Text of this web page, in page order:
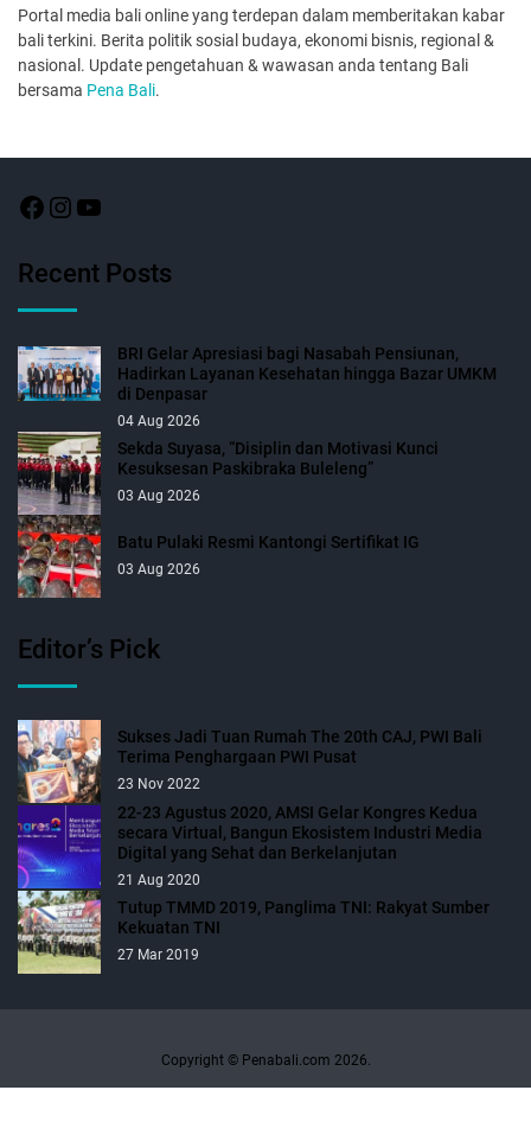
Portal media bali online yang terdepan dalam memberitakan kabar
bali terkini. Berita politik sosial budaya, ekonomi bisnis, regional &
nasional. Update pengetahuan & wawasan anda tentang Bali
bersama Pena Bali.
Recent Posts
BRI Gelar Apresiasi bagi Nasabah Pensiunan,
Hadirkan Layanan Kesehatan hingga Bazar UMKM
di Denpasar
04 Aug 2026
Sekda Suyasa, “Disiplin dan Motivasi Kunci
Kesuksesan Paskibraka Buleleng”
03 Aug 2026
Batu Pulaki Resmi Kantongi Sertifikat IG
03 Aug 2026
Editor’s Pick
Sukses Jadi Tuan Rumah The 20th CAJ, PWI Bali
Terima Penghargaan PWI Pusat
23 Nov 2022
22-23 Agustus 2020, AMSI Gelar Kongres Kedua
secara Virtual, Bangun Ekosistem Industri Media
Digital yang Sehat dan Berkelanjutan
21 Aug 2020
Tutup TMMD 2019, Panglima TNI: Rakyat Sumber
Kekuatan TNI
27 Mar 2019
Copyright © Penabali.com 2026.